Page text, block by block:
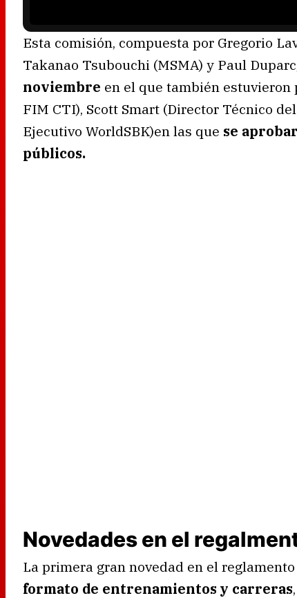
Esta comisión, compuesta por Gregorio
Takanao Tsubouchi (MSMA) y Paul
noviembre en el que también
FIM CTI), Scott Smart (Director Técnico
Ejecutivo WorldSBK)en las que se
públicos.
Novedades en el
La primera gran novedad en el
formato de entrenamientos y carreras